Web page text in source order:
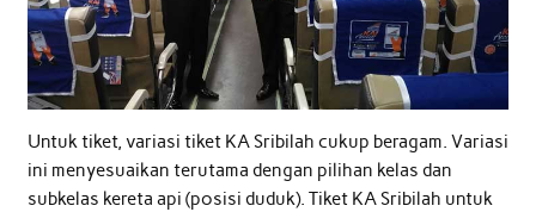
Untuk tiket, variasi tiket KA Sribilah cukup beragam. Variasi
ini menyesuaikan terutama dengan pilihan kelas dan
subkelas kereta api (posisi duduk). Tiket KA Sribilah untuk